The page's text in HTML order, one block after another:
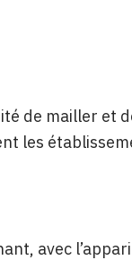
de mailler et
les
avec